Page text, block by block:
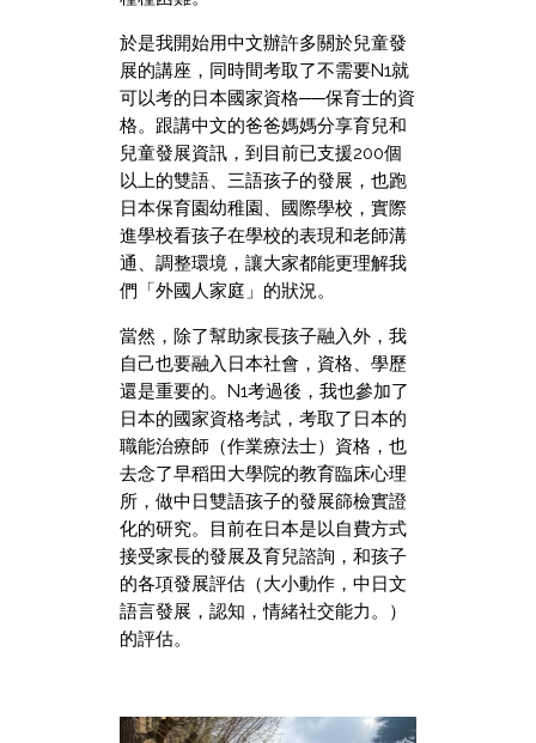
於是我開始用中文辦許多關於兒童發
展的講座，同時間考取了不需要N1就
可以考的日本國家資格──保育士的資
格。跟講中文的爸爸媽媽分享育兒和
兒童發展資訊，到目前已支援200個
以上的雙語、三語孩子的發展，也跑
日本保育園幼稚園、國際學校，實際
進學校看孩子在學校的表現和老師溝
通、調整環境，讓大家都能更理解我
們「外國人家庭」的狀況。
當然，除了幫助家長孩子融入外，我
自己也要融入日本社會，資格、學歷
還是重要的。N1考過後，我也參加了
日本的國家資格考試，考取了日本的
職能治療師（作業療法士）資格，也
去念了早稻田大學院的教育臨床心理
所，做中日雙語孩子的發展篩檢實證
化的研究。目前在日本是以自費方式
接受家長的發展及育兒諮詢，和孩子
的各項發展評估（大小動作，中日文
語言發展，認知，情緒社交能力。）
的評估。